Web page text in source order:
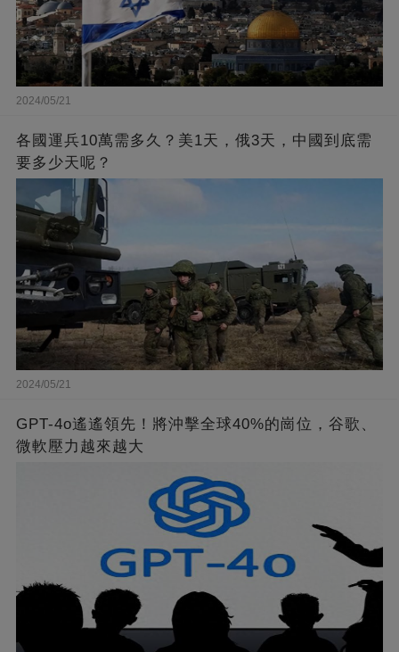
2024/05/21
各國運兵10萬需多久？美1天，俄3天，中國到底需
要多少天呢？
2024/05/21
GPT-4o遙遙領先！將沖擊全球40%的崗位，谷歌、
微軟壓力越來越大